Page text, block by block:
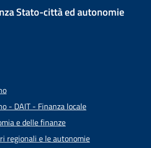
Stato-città ed autonomie
- DAIT - Finanza locale
e delle finanze
regionali e le autonomie